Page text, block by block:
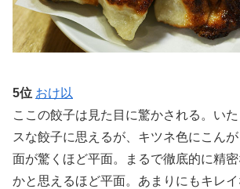
5位 おけ以
ここの餃子は見た目に驚かされる。い
スな餃子に思えるが、キツネ色にこん
面が驚くほど平面。まるで徹底的に精
かと思えるほど平面。あまりにもキレ